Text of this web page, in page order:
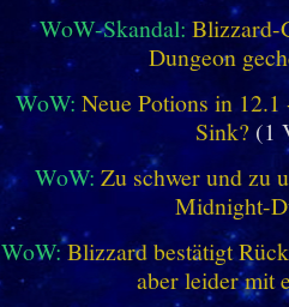
WoW-Skandal: Blizzard-
Dungeon
WoW:Neue Potions in
Sink? (1
WoW: Zu schwer und zu
Midnight-
WoW:Blizzard bestätigt
aber leider mit